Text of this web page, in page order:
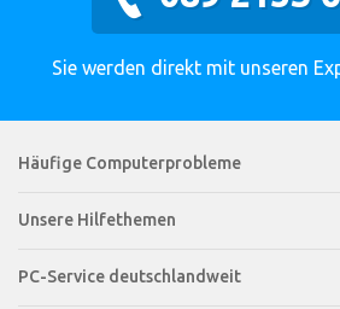
Sie werden direkt mit unseren
Häufige Computerprobleme
Unsere Hilfethemen
PC-Service deutschlandweit